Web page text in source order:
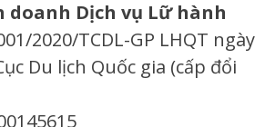
doanh Dịch vụ Lữ hành
2020/TCDL-GP LHQT ngày
Du lịch Quốc gia (cấp đổi